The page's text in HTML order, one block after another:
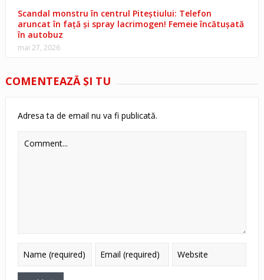
Scandal monstru în centrul Piteștiului: Telefon
aruncat în față și spray lacrimogen! Femeie încătușată
în autobuz
mai 27, 2026
COMENTEAZĂ ŞI TU
Adresa ta de email nu va fi publicată.